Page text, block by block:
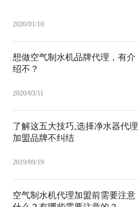
2020/01/10
想做空气制水机品牌代理，有介
绍不？
2020/03/11
了解这五大技巧,选择净水器代理
加盟品牌不纠结
2019/09/19
空气制水机代理加盟前需要注意